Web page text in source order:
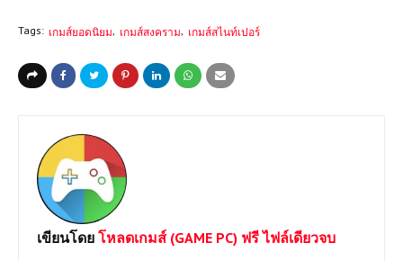
Tags: เกมส์ยอดนิยม เกมส์สงคราม เกมส์สไนท์เปอร์
เขียนโดย โหลดเกมส์ (GAME PC) ฟรี ไฟล์เดียวจบ